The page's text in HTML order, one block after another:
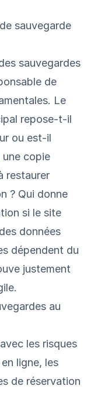
sauvegarde
sauvegardes
de
Le
repose-t-il
ou est-il
copie
restaurer
? Qui donne
si le site
données
dépendent du
justement
au
les risques
ligne, les
de réservation